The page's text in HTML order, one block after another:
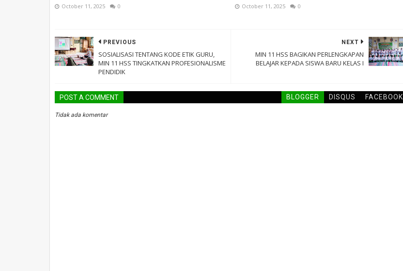
October 11, 2025 0 October 11, 2025 0
NEXT
MIN 11 HSS BAGIKAN PERLENGKAPAN
BELAJAR KEPADA SISWA BARU KELAS I
PREVIOUS
SOSIALISASI TENTANG KODE ETIK GURU,
MIN 11 HSS TINGKATKAN PROFESIONALISME
PENDIDIK
POST A COMMENT BLOGGER DISQUS FACEBOOK
Tidak ada komentar